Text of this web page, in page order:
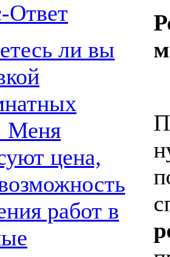
Ответ
ли вы
Меня
цена,
работ в